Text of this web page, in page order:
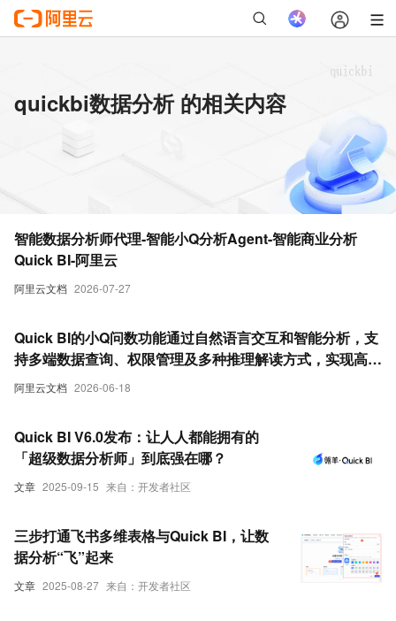
quickbi数据分析 的相关内容
阿里云文档 2026-07-27
智能数据分析师代理-智能小Q分析Agent-智能商业分析
Quick BI-阿里云
阿里云文档 2026-06-18
Quick BI的小Q问数功能通过自然语言交互和智能分析，支
持多端数据查询、权限管理及多种推理解读方式，实现高效
数据分析与消费。
文章 2025-09-15 来自：开发者社区
Quick BI V6.0发布：让人人都能拥有的
「超级数据分析师」到底强在哪？
文章 2025-08-27 来自：开发者社区
三步打通飞书多维表格与Quick BI，让数
据分析“飞”起来